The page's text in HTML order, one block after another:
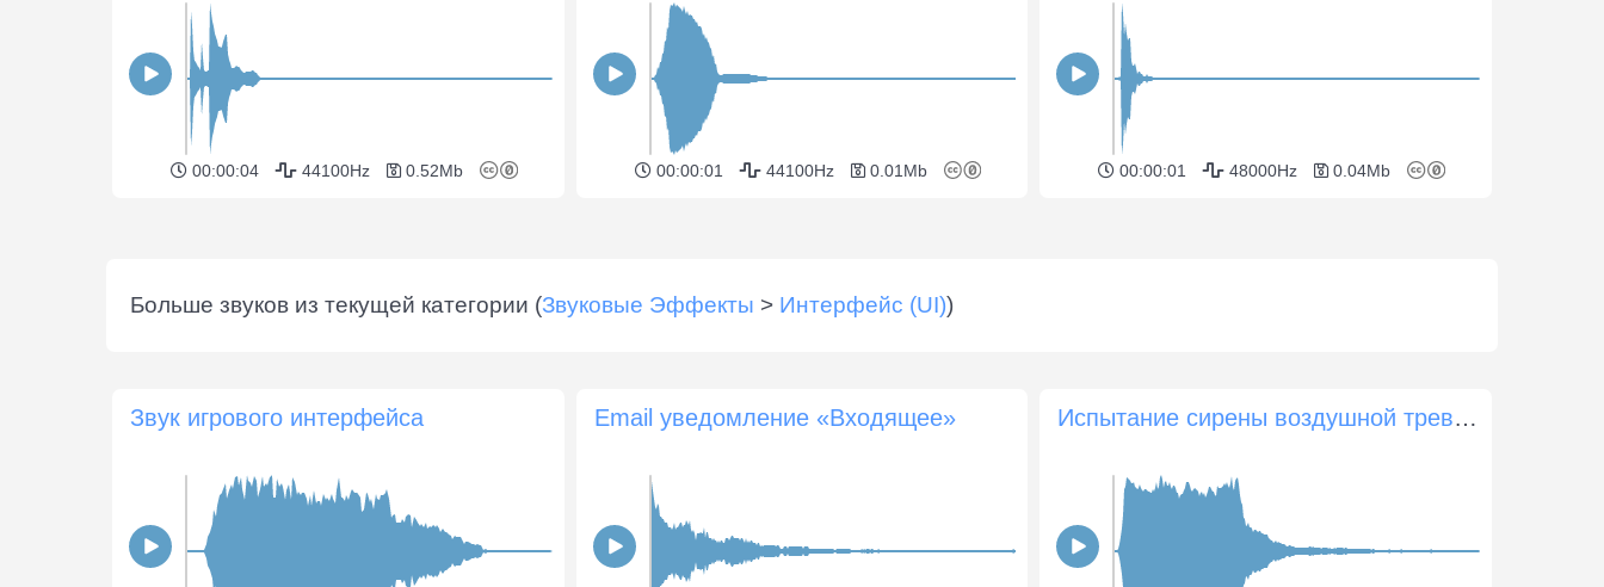
00:00:04 44100Hz 0.52Mb 00:00:01 44100Hz 0.01Mb 00:00:01 48000Hz 0.04Mb
Больше звуков из текущей категории (Звуковые Эффекты > Интерфейс (UI))
Звук игрового интерфейса Email уведомление «Входящее» Испытание сирены воздушной тревоги